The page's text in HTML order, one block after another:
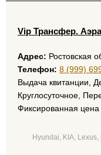
Vip Трансфер.
Адрес: Ростовская
Телефон: 8 (999)
Выдача квитанции,
Круглосуточное,
Фиксированная цена
Hyundai, KIA,